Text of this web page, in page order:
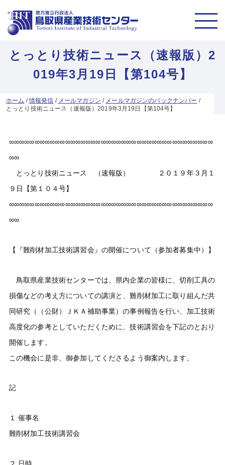
とっとり技術ニュース（速報版）2
019年3月19日【第104号】
ホーム /情報発信 / メールマガジン / メールマガジンのバックナンバー /
とっとり技術ニュース（速報版）2019年3月19日【第104号】
∞∞∞∞∞∞∞∞∞∞∞∞∞∞∞∞∞∞∞∞∞∞∞∞∞∞∞∞∞∞∞∞∞∞∞∞∞∞∞∞
∞∞
とっとり技術ニュース （速報版） ２０１９年３月１
９日【第１０４号】
∞∞∞∞∞∞∞∞∞∞∞∞∞∞∞∞∞∞∞∞∞∞∞∞∞∞∞∞∞∞∞∞∞∞∞∞∞∞∞∞
∞∞
【『難削材加工技術講習会』の開催について（参加者募集中）】
鳥取県産業技術センターでは、県内企業の皆様に、切削工具の
損傷などの考え方についての講演と、難削材加工に取り組んだ共
同研究（（公財）ＪＫＡ補助事業）の事例報告を行い、加工技術
高度化の参考としていただくために、技術講習会を下記のとおり
開催します。
この機会に是非、御参加してくださるよう御案内します。
記
１ 催事名
難削材加工技術講習会